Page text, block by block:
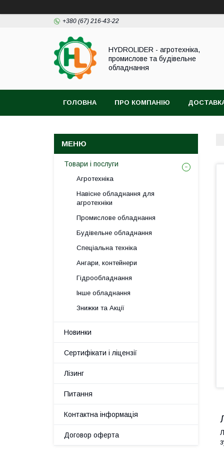
+380 (67) 216-43-22
HYDROLIDER - агротехніка,
промислове та будівельне
обладнання
ГОЛОВНА ПРО КОМПАНІЮ
Товари і послуги
Агротехніка
Навісне обладнання для
агротехніки
Промислове обладнання
Будівельне обладнання
Спеціальна техніка
Ангари, контейнери
Гідрообладнання
Інше обладнання
Знижки та Акції
Новинки
Сертифікати і ліцензії
Лізинг
Питання
Контактна інформація
Договор оферта